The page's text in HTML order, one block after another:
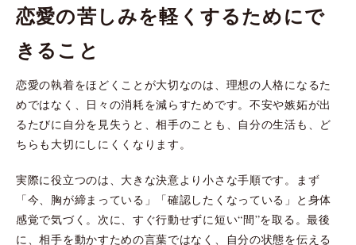
恋愛の苦しみを軽くするためにで
きること
恋愛の執着をほどくことが大切なのは、理想の人格になるた
めではなく、日々の消耗を減らすためです。不安や嫉妬が出
るたびに自分を見失うと、相手のことも、自分の生活も、ど
ちらも大切にしにくくなります。
実際に役立つのは、大きな決意より小さな手順です。まず
「今、胸が締まっている」「確認したくなっている」と身体
感覚で気づく。次に、すぐ行動せずに短い“間”を取る。最後
に、相手を動かすための言葉ではなく、自分の状態を伝える